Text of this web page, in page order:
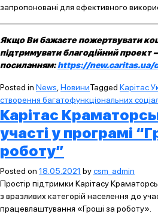
запропоновані для ефективного
Якщо Ви бажаєте пожертвувати
підтримувати благодійний проект
посиланням:https://new.caritas.ua/
Posted in News НовиниTagged Карітас
створення багатофункціональних
Карітас
участі у програмі
роботу”
Posted on 18.05.2021 bycsm_admin
Простір підтримки Карітасу
з вразливих категорій населення до
працевлаштування «Гроші за роботу».